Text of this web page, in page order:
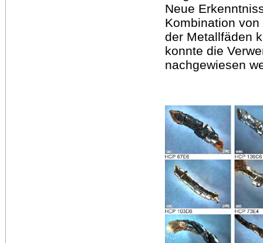
Neue
Kombination
der Metallfäden
konnte die
nachgewiesen